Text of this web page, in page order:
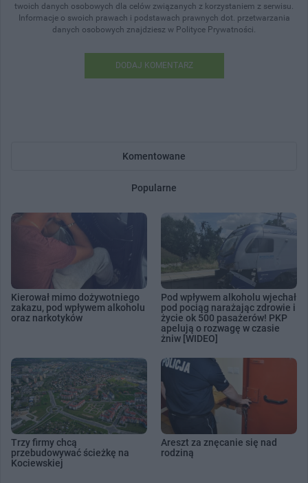
twoich danych osobowych dla celów związanych z korzystaniem z serwisu.
Informacje o swoich prawach i podstawach prawnych dot. przetwarzania
danych osobowych znajdziesz w Polityce Prywatności.
DODAJ KOMENTARZ
Komentowane
Popularne
Kierował mimo dożywotniego
zakazu, pod wpływem alkoholu
oraz narkotyków
Pod wpływem alkoholu wjechał
pod pociąg narażając zdrowie i
życie ok 500 pasażerów! PKP
apelują o rozwagę w czasie
żniw [WIDEO]
Trzy firmy chcą
przebudowywać ścieżkę na
Kociewskiej
Areszt za znęcanie się nad
rodziną